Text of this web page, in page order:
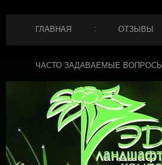
ГЛАВНАЯ ОТЗЫВЫ
ЧАСТО ЗАДАВАЕМЫЕ ВОПРОСЫ